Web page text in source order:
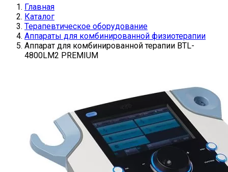
Главная
Каталог
Терапевтическое оборудование
Аппараты для комбинированной физиотерапии
Аппарат для комбинированной терапии BTL-
4800LM2 PREMIUM